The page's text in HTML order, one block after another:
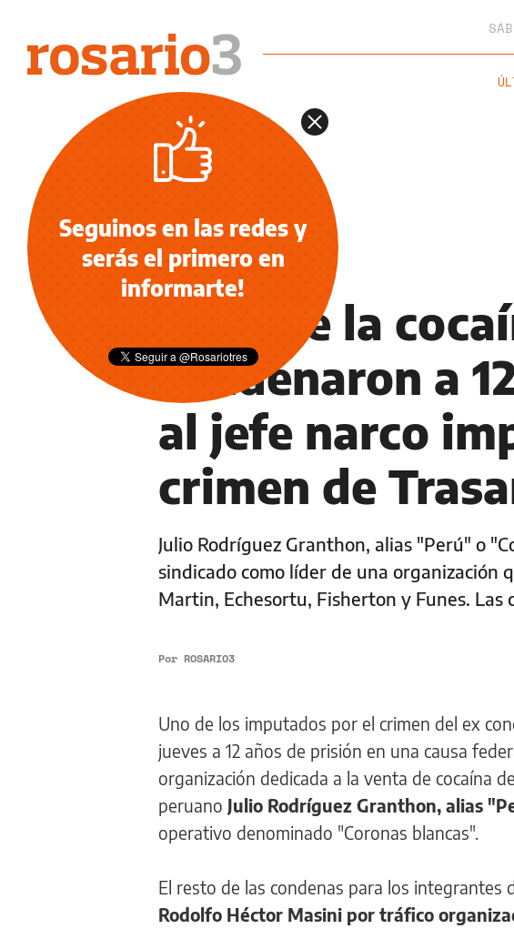
SÁB
POLICIALES
Ruta de la
condenaron a
al jefe narco
crimen de
Julio Rodríguez Granthon, alias "Perú" o
sindicado como líder de una organización
Martin, Echesortu, Fisherton y Funes. Las
Por ROSARIO3
Uno de los imputados por el crimen del ex
jueves a 12 años de prisión en una causa
organización dedicada a la venta de cocaína
peruano Julio Rodríguez Granthon, alias
operativo denominado "Coronas blancas".
El resto de las condenas para los integrantes
Rodolfo Héctor Masini por tráfico
Seguinos en las redes y
serás el primero en
informarte!